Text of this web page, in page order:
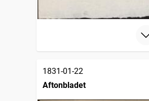
1831-01-22
Aftonbladet